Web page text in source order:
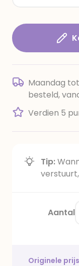
Maandag
besteld,
Verdien 5
Tip:
Aantal
Originele prijs